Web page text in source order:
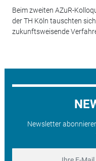
Beim zweiten AZuR-
der TH Köln tauschten
zukunftsweisende
Newsletter